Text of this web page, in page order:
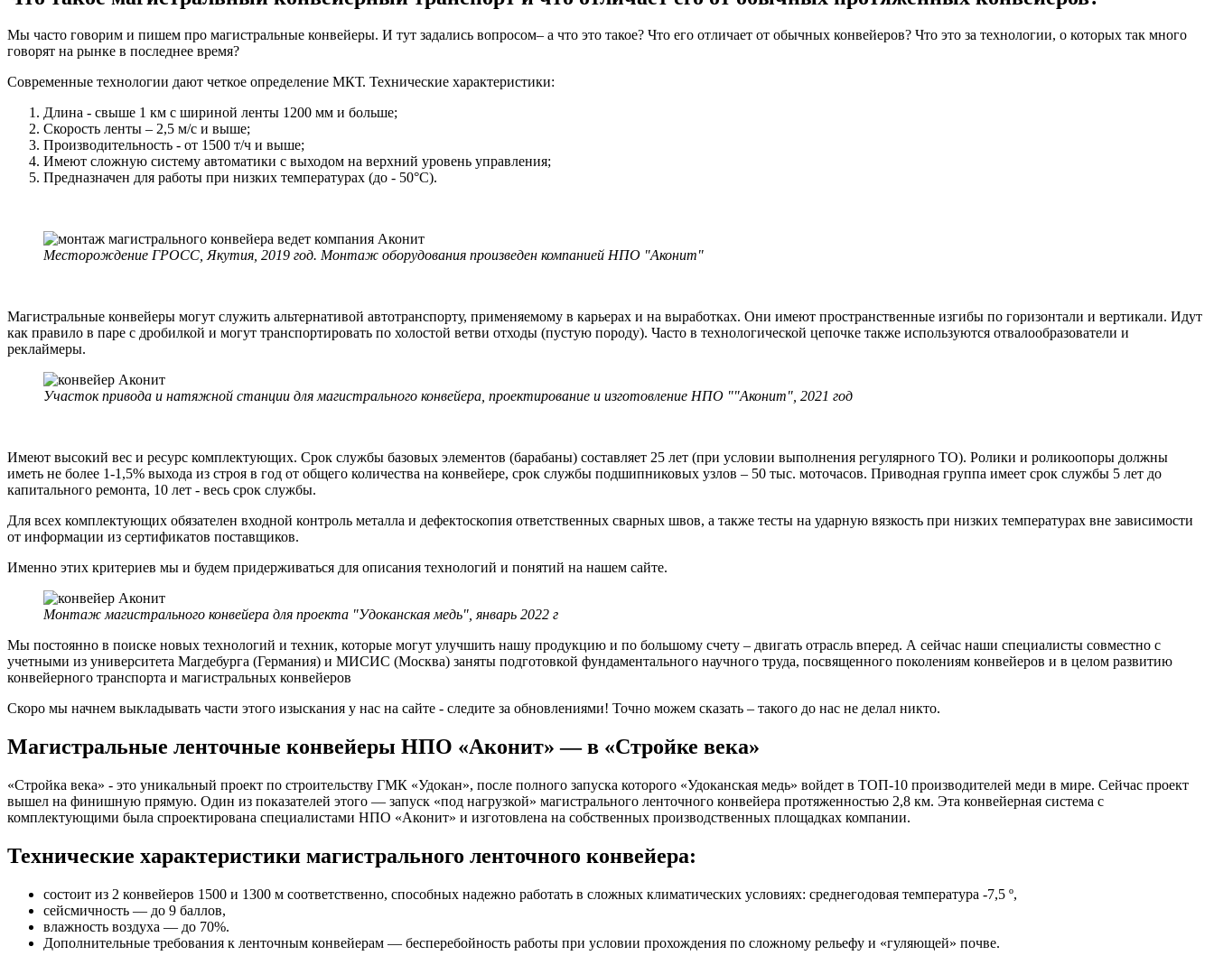
Мы часто говорим и пишем про магистральные конвейеры. И тут задались вопросом– а что это такое? Что его отличает от обычных конвейеров? Что это за технологии, о которых так много
говорят на рынке в последнее время?
Современные технологии дают четкое определение МКТ. Технические характеристики:
Длина - свыше 1 км с шириной ленты 1200 мм и больше;
Скорость ленты – 2,5 м/с и выше;
Производительность - от 1500 т/ч и выше;
Имеют сложную систему автоматики с выходом на верхний уровень управления;
Предназначен для работы при низких температурах (до - 50°С).
Месторождение ГРОСС, Якутия, 2019 год. Монтаж оборудования произведен компанией НПО "Аконит"
Магистральные конвейеры могут служить альтернативой автотранспорту, применяемому в карьерах и на выработках. Они имеют пространственные изгибы по горизонтали и вертикали. Идут
как правило в паре с дробилкой и могут транспортировать по холостой ветви отходы (пустую породу). Часто в технологической цепочке также используются отвалообразователи и
реклаймеры.
Участок привода и натяжной станции для магистрального конвейера, проектирование и изготовление НПО ""Аконит", 2021 год
Имеют высокий вес и ресурс комплектующих. Срок службы базовых элементов (барабаны) составляет 25 лет (при условии выполнения регулярного ТО). Ролики и роликоопоры должны
иметь не более 1-1,5% выхода из строя в год от общего количества на конвейере, срок службы подшипниковых узлов – 50 тыс. моточасов. Приводная группа имеет срок службы 5 лет до
капитального ремонта, 10 лет - весь срок службы.
Для всех комплектующих обязателен входной контроль металла и дефектоскопия ответственных сварных швов, а также тесты на ударную вязкость при низких температурах вне зависимости
от информации из сертификатов поставщиков.
Именно этих критериев мы и будем придерживаться для описания технологий и понятий на нашем сайте.
Монтаж магистрального конвейера для проекта "Удоканская медь", январь 2022 г
Мы постоянно в поиске новых технологий и техник, которые могут улучшить нашу продукцию и по большому счету – двигать отрасль вперед. А сейчас наши специалисты совместно с
учетными из университета Магдебурга (Германия) и МИСИС (Москва) заняты подготовкой фундаментального научного труда, посвященного поколениям конвейеров и в целом развитию
конвейерного транспорта и магистральных конвейеров
Скоро мы начнем выкладывать части этого изыскания у нас на сайте - следите за обновлениями! Точно можем сказать – такого до нас не делал никто.
Магистральные ленточные конвейеры НПО «Аконит» — в «Стройке века»
«Стройка века» - это уникальный проект по строительству ГМК «Удокан», после полного запуска которого «Удоканская медь» войдет в ТОП-10 производителей меди в мире. Сейчас проект
вышел на финишную прямую. Один из показателей этого — запуск «под нагрузкой» магистрального ленточного конвейера протяженностью 2,8 км. Эта конвейерная система с
комплектующими была спроектирована специалистами НПО «Аконит» и изготовлена на собственных производственных площадках компании.
Технические характеристики магистрального ленточного конвейера:
состоит из 2 конвейеров 1500 и 1300 м соответственно, способных надежно работать в сложных климатических условиях: среднегодовая температура -7,5 º,
сейсмичность — до 9 баллов,
влажность воздуха — до 70%.
Дополнительные требования к ленточным конвейерам — бесперебойность работы при условии прохождения по сложному рельефу и «гуляющей» почве.